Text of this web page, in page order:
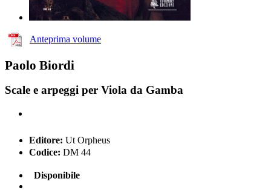
Anteprima volume
Paolo Biordi
Scale e arpeggi per Viola da Gamba
Editore: Ut Orpheus
Codice: DM 44
Disponibile